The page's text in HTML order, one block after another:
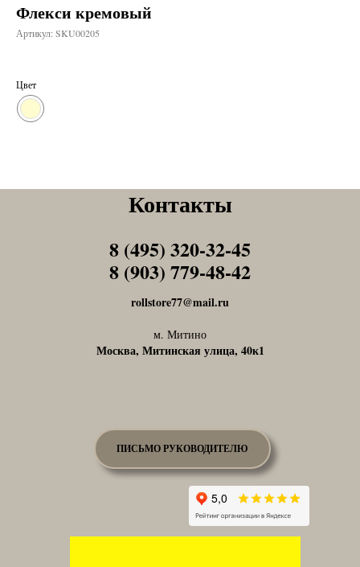
Флекси кремовый
Артикул: SKU00205
Цвет
Контакты
rollstore77@mail.ru
м. Митино
Москва, Митинская улица, 40к1
8 (495) 320-32-45
8 (903) 779-48-42
Tel1
Tel1
ПИСЬМО РУКОВОДИТЕЛЮ